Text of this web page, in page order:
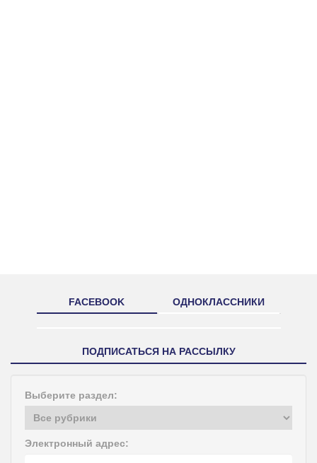
FACEBOOK ОДНОКЛАССНИКИ
ПОДПИСАТЬСЯ НА РАССЫЛКУ
Выберите раздел:
Электронный адрес: